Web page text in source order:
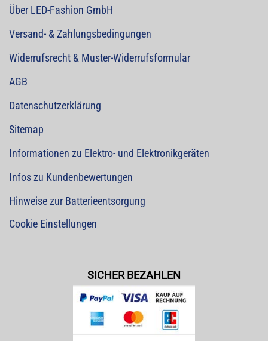
Über LED-Fashion GmbH
Versand- & Zahlungsbedingungen
Widerrufsrecht & Muster-Widerrufsformular
AGB
Datenschutzerklärung
Sitemap
Informationen zu Elektro- und Elektronikgeräten
Infos zu Kundenbewertungen
Hinweise zur Batterieentsorgung
Cookie Einstellungen
SICHER BEZAHLEN